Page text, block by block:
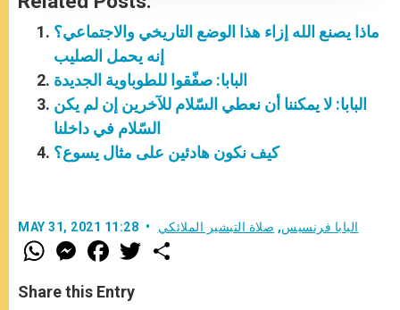
ماذا يصنع الله إزاء هذا الوضع التاريخي والاجتماعي؟
إنه يحمل الصليب
البابا: صفّقوا للطوباوية الجديدة
البابا: لا يمكننا أن نعطي السّلام للآخرين إن لم يكن
السّلام في داخلنا
كيف نكون هادئين على مثال يسوع؟
MAY 31, 2021 11:28 البابا فرنسيس, صلاة التبشير الملائكي
W
h
t
s
M
e
s
e
F
a
e
b
T
w
Share this Entry